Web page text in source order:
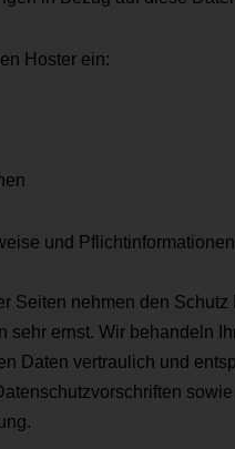
Hoster ein:
und Pflicht­informationen
Seiten nehmen den Schutz
sehr ernst. Wir behandeln
Daten vertraulich und